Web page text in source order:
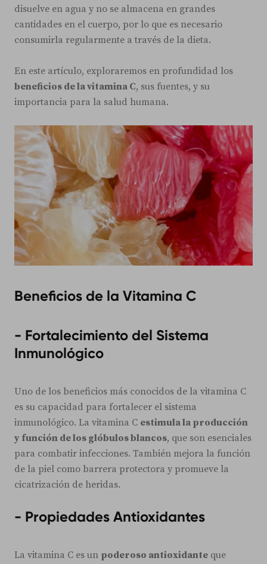
disuelve en agua y no se almacena en grandes
cantidades en el cuerpo, por lo que es necesario
consumirla regularmente a través de la dieta.
En este artículo, exploraremos en profundidad los
beneficios de la vitamina C, sus fuentes, y su
importancia para la salud humana.
Beneficios de la Vitamina C
- Fortalecimiento del Sistema
Inmunológico
Uno de los beneficios más conocidos de la vitamina C
es su capacidad para fortalecer el sistema
inmunológico. La vitamina C estimula la producción
y función de los glóbulos blancos, que son esenciales
para combatir infecciones. También mejora la función
de la piel como barrera protectora y promueve la
cicatrización de heridas.
- Propiedades Antioxidantes
La vitamina C es un poderoso antioxidante que